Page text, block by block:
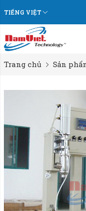
TIẾNG VIỆT
Trang chủ Sản